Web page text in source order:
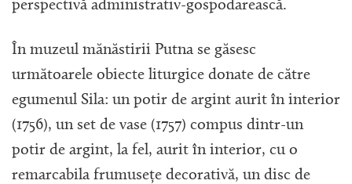
perspectivă administrativ-gospodarească.
În muzeul mănăstirii Putna se găsesc
următoarele obiecte liturgice donate de către
egumenul Sila: un potir de argint aurit în interior
(1756), un set de vase (1757) compus dintr-un
potir de argint, la fel, aurit în interior, cu o
remarcabila frumusețe decorativă, un disc de